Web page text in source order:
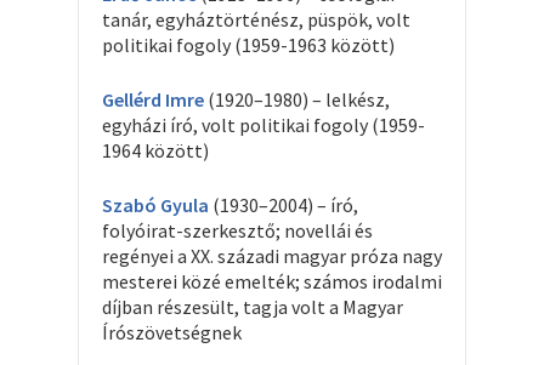
tanár, egyháztörténész, püspök, volt
politikai fogoly (1959-1963 között)
Gellérd Imre (1920–1980) – lelkész,
egyházi író, volt politikai fogoly (1959-
1964 között)
Szabó Gyula (1930–2004) – író,
folyóirat-szerkesztő; novellái és
regényei a XX. századi magyar próza nagy
mesterei közé emelték; számos irodalmi
díjban részesült, tagja volt a Magyar
Írószövetségnek